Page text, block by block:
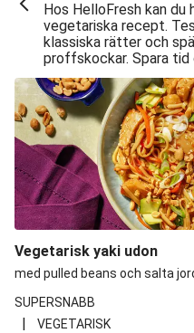
Hos HelloFresh kan
vegetariska recept.
klassiska rätter och
proffskockar. Spara tid
Vegetarisk yaki udon
med pulled beans och salta
SUPERSNABB
| VEGETARISK